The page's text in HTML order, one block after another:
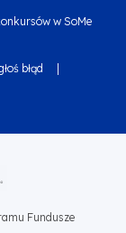
w SoMe
błąd
Fundusze